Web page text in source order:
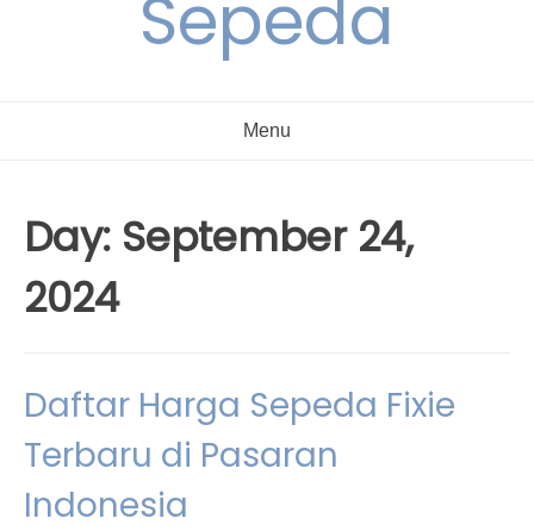
Sepeda
Menu
Day: September 24,
2024
Daftar Harga Sepeda Fixie
Terbaru di Pasaran
Indonesia